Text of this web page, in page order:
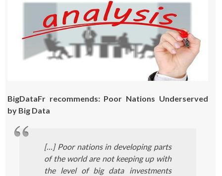
BigDataFr recommends: Poor Nations Underserved
by Big Data
[…] Poor nations in developing parts
of the world are not keeping up with
the level of big data investments